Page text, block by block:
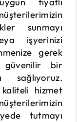
sunmayı
işyerinizi
gerek
güvenilir bir
sağlıyoruz.
hizmet
tutmayı